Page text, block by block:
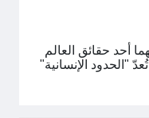
أحد حقائق العالم
"الحدود الإنسانية"